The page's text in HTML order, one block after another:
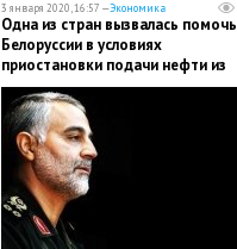
3 января 2020, 16:57 —Экономика
Одна из стран вызвалась помочь
Белоруссии в условиях
приостановки подачи нефти из
России